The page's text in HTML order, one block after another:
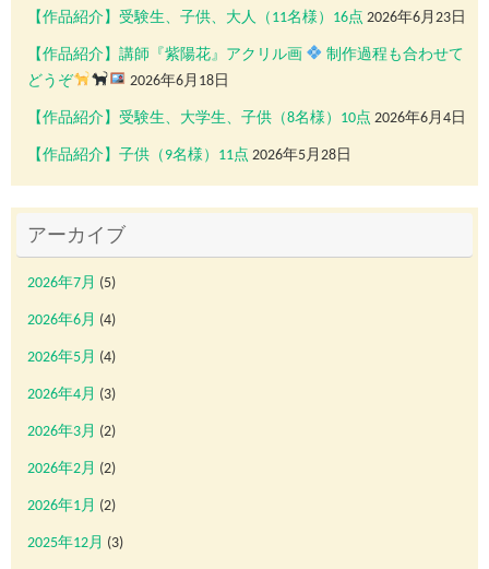
【作品紹介】受験生、子供、大人（11名様）16点 2026年6月23日
【作品紹介】講師『紫陽花』アクリル画
制作過程も合わせて
どうぞ
2026年6月18日
【作品紹介】受験生、大学生、子供（8名様）10点 2026年6月4日
【作品紹介】子供（9名様）11点 2026年5月28日
アーカイブ
2026年7月 (5)
2026年6月 (4)
2026年5月 (4)
2026年4月 (3)
2026年3月 (2)
2026年2月 (2)
2026年1月 (2)
2025年12月 (3)